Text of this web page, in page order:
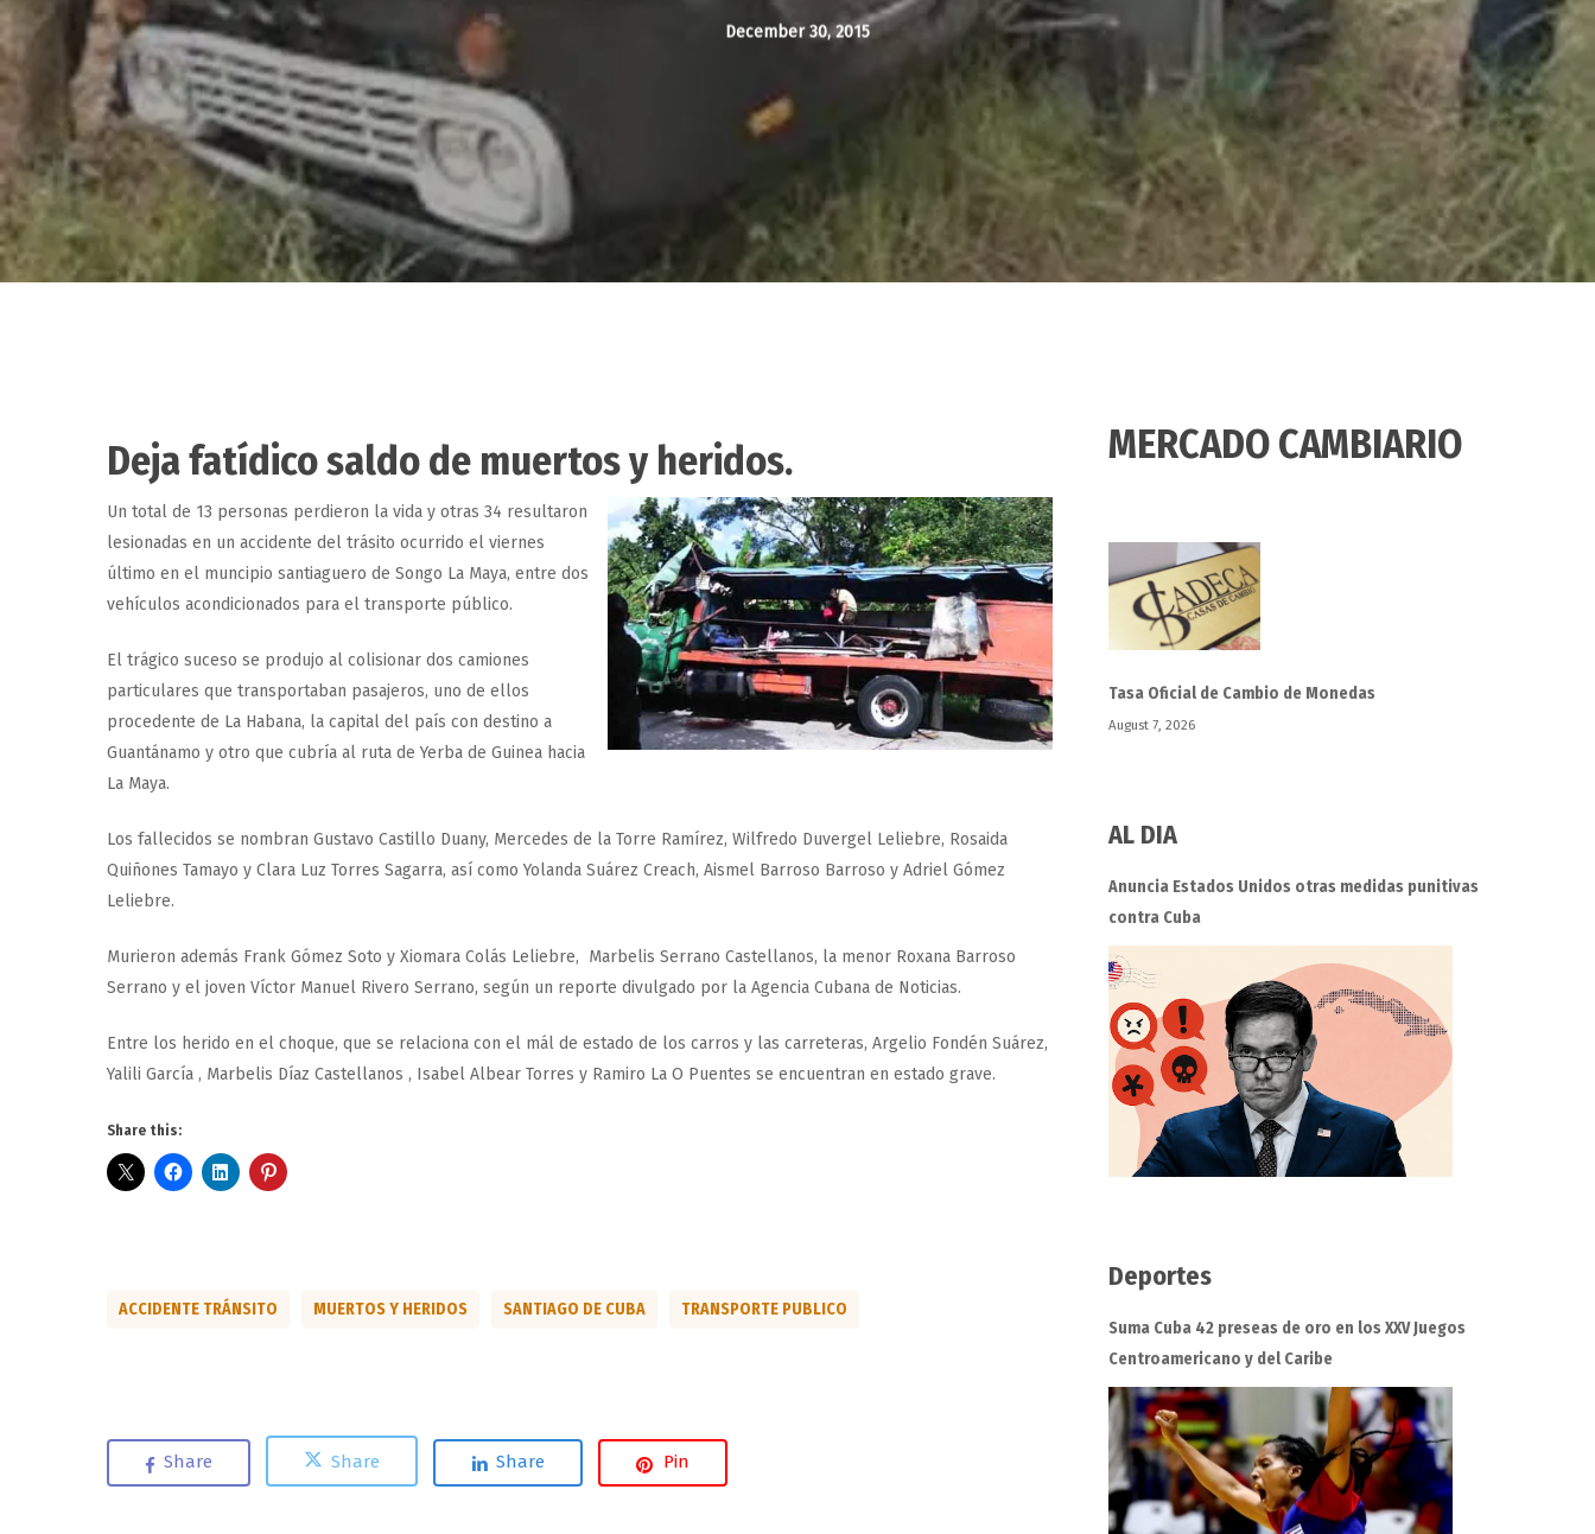
Hit enter to search or ESC to close
December 30, 2015
Deja fatídico saldo de muertos y heridos.
Un total de 13 personas perdieron la vida y otras 34 resultaron
lesionadas en un accidente del trásito ocurrido el viernes
último en el muncipio santiaguero de Songo La Maya, entre dos
vehículos acondicionados para el transporte público.
El trágico suceso se produjo al colisionar dos camiones
particulares que transportaban pasajeros, uno de ellos
procedente de La Habana, la capital del país con destino a
Guantánamo y otro que cubría al ruta de Yerba de Guinea hacia
La Maya.
Los fallecidos se nombran Gustavo Castillo Duany, Mercedes de la Torre Ramírez, Wilfredo Duvergel Leliebre, Rosaida
Quiñones Tamayo y Clara Luz Torres Sagarra, así como Yolanda Suárez Creach, Aismel Barroso Barroso y Adriel Gómez
Leliebre.
Murieron además Frank Gómez Soto y Xiomara Colás Leliebre, Marbelis Serrano Castellanos, la menor Roxana Barroso
Serrano y el joven Víctor Manuel Rivero Serrano, según un reporte divulgado por la Agencia Cubana de Noticias.
Entre los herido en el choque, que se relaciona con el mál de estado de los carros y las carreteras, Argelio Fondén Suárez,
Yalili García , Marbelis Díaz Castellanos , Isabel Albear Torres y Ramiro La O Puentes se encuentran en estado grave.
Share this:
ACCIDENTE TRÁNSITO MUERTOS Y HERIDOS SANTIAGO DE CUBA TRANSPORTE PUBLICO
Share Share Share Pin
MERCADO CAMBIARIO
Tasa Oficial de Cambio de Monedas
August 7, 2026
AL DIA
Anuncia Estados Unidos otras medidas punitivas
contra Cuba
Deportes
Suma Cuba 42 preseas de oro en los XXV Juegos
Centroamericano y del Caribe